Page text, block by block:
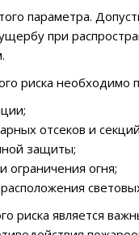
параметра.
при
риска
отсеков и
защиты;
ограничения огня;
риска является